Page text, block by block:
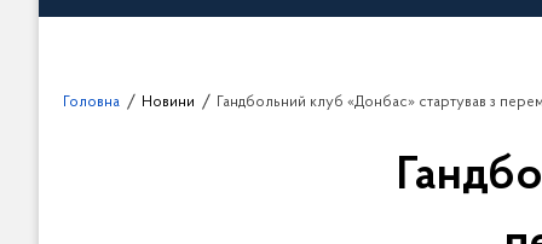
Головна Новини Гандбольний клуб «Донбас» стартував з